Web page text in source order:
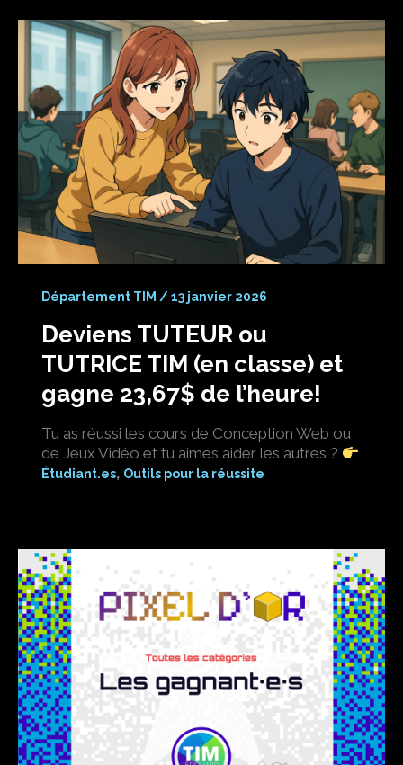
Département TIM /13 janvier 2026
Deviens TUTEUR ou
TUTRICE TIM (en classe) et
gagne 23,67$ de l’heure!
Tu as réussi les cours de Conception Web ou
de Jeux Vidéo et tu aimes aider les autres ?
Étudiant.es, Outils pour la réussite